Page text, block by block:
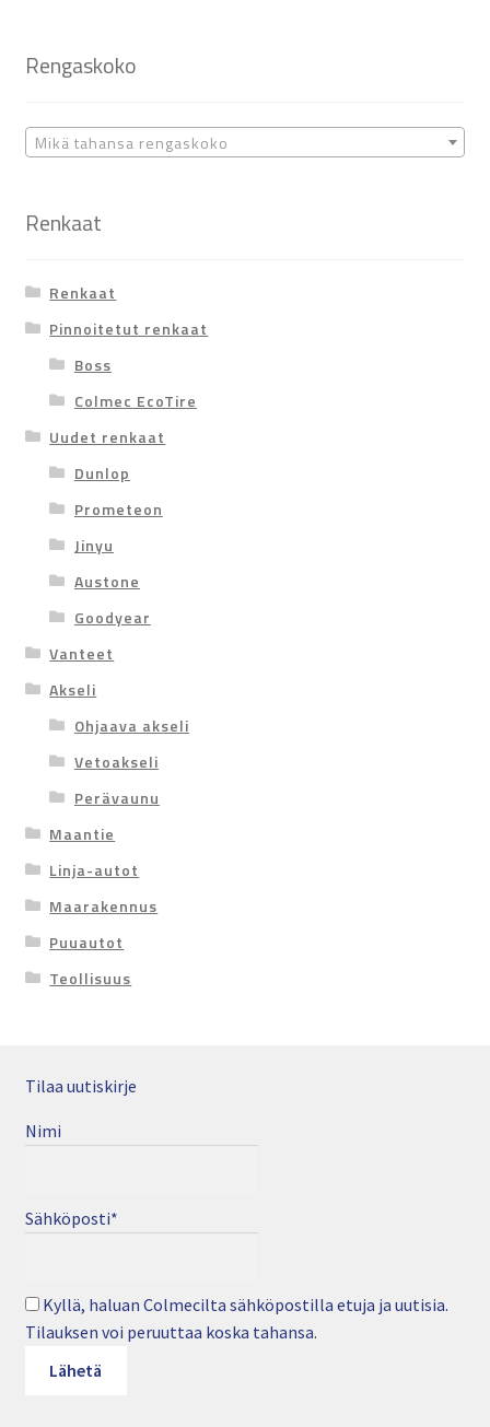
Rengaskoko
Mikä tahansa rengaskoko
Renkaat
Renkaat
Pinnoitetut renkaat
Boss
Colmec EcoTire
Uudet renkaat
Dunlop
Prometeon
Jinyu
Austone
Goodyear
Vanteet
Akseli
Ohjaava akseli
Vetoakseli
Perävaunu
Maantie
Linja-autot
Maarakennus
Puuautot
Teollisuus
Tilaa uutiskirje
Nimi
Sähköposti*
Kyllä, haluan Colmecilta sähköpostilla etuja ja uutisia.
Tilauksen voi peruuttaa koska tahansa.